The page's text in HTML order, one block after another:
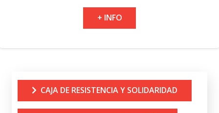
+ INFO
CAJA DE RESISTENCIA Y SOLIDARIDAD